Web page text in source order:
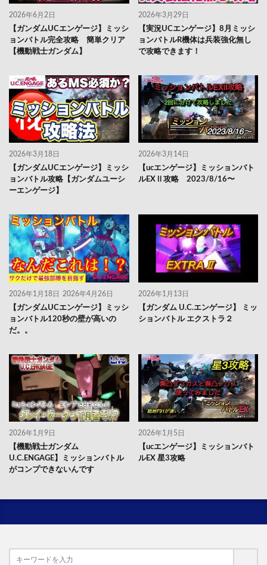
2026年6月2日
【ガンダムUCエンゲージ】ミッシ
ョンバトル完全攻略 簡単クリア
【機動戦士ガンダム】
2026年3月29日
【実況UCエンゲージ】8月ミッシ
ョンバトルR機体は兵装強化無し
で攻略できます！
2026年3月18日
【ガンダムUCエンゲージ】ミッシ
ョンバトル攻略【ガンダムユーシ
ーエンゲージ】
2026年3月14日
【ucエンゲージ】ミッションバト
ルEXⅡ攻略 2023/8/16〜
2026年1月18日 2026年4月26日
【ガンダムUCエンゲージ】ミッシ
ョンバトル120秒の壁が高いの
だ。。
2026年1月13日
【ガンダム U.C.エンゲージ】 ミッ
ションバトル エクストラ２
2026年1月9日
【機動戦士ガンダム
U.C.ENGAGE】ミッションバトル
がコンプできないんです
2026年1月5日
【ucエンゲージ】ミッションバト
ルEX 星3攻略